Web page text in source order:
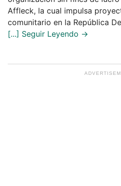
Affleck, la cual impulsa
comunitario en la República